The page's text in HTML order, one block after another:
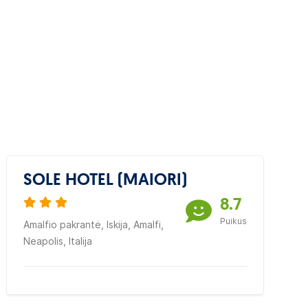
SOLE HOTEL (MAIORI)
Amalfio pakrantė, Iskija, Amalfi,
Neapolis, Italija
8.7
Puikus